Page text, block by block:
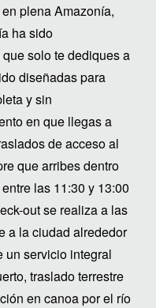
plena Amazonía,
ha sido
solo te dediques a
diseñadas para
y sin
en que llegas a
de acceso al
que arribes dentro
las 11:30 y 13:00
out se realiza a las
a la ciudad alrededor
un servicio integral
traslado terrestre
en canoa por el río